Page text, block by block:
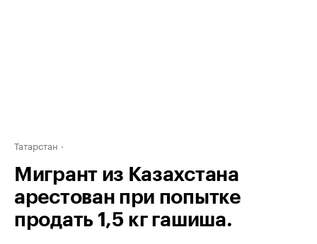
Татарстан
Мигрант из Казахстана
арестован при попытке
продать 1,5 кг гашиша.